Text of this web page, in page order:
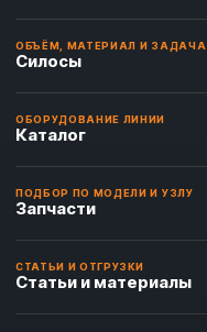
ОБЪЁМ, МАТЕРИАЛ И ЗАДАЧА
Силосы
ОБОРУДОВАНИЕ ЛИНИИ
Каталог
ПОДБОР ПО МОДЕЛИ И УЗЛУ
Запчасти
СТАТЬИ И ОТГРУЗКИ
Статьи и материалы